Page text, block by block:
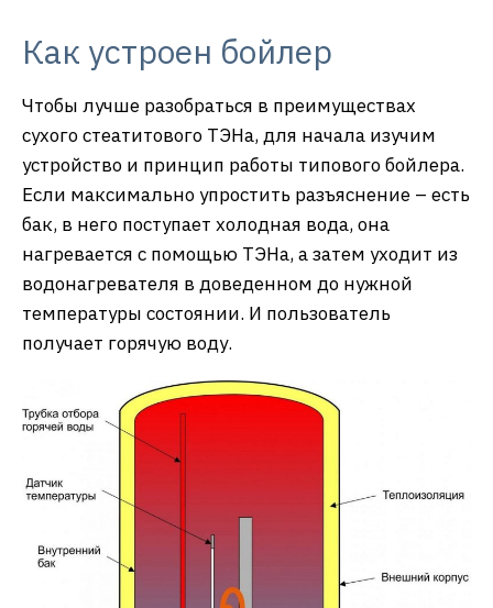
Как устроен бойлер
Чтобы лучше разобраться в преимуществах
сухого стеатитового ТЭНа, для начала изучим
устройство и принцип работы типового бойлера.
Если максимально упростить разъяснение – есть
бак, в него поступает холодная вода, она
нагревается с помощью ТЭНа, а затем уходит из
водонагревателя в доведенном до нужной
температуры состоянии. И пользователь
получает горячую воду.